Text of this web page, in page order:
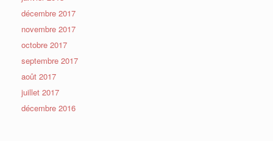
décembre 2017
novembre 2017
octobre 2017
septembre 2017
août 2017
juillet 2017
décembre 2016